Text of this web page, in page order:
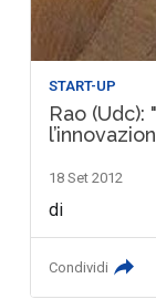
START-UP
Rao
18 Set 2012
di
Condividi